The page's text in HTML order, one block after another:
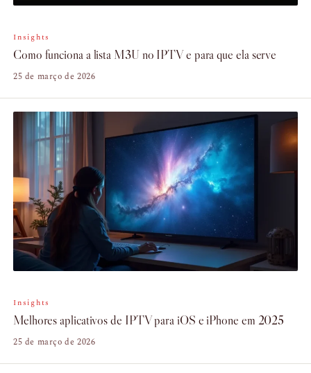
Insights
Como funciona a lista M3U no IPTV e para que ela serve
25 de março de 2026
Insights
Melhores aplicativos de IPTV para iOS e iPhone em 2025
25 de março de 2026